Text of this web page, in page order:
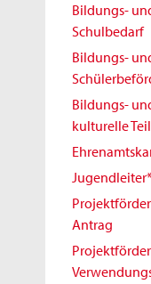
Bildungs-
Schulbedarf
Bildungs-
Bildungs-
kulturelle
Antrag